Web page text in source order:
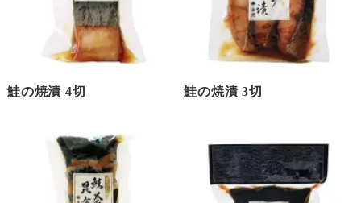
鮭の焼漬 4切 鮭の焼漬 3切